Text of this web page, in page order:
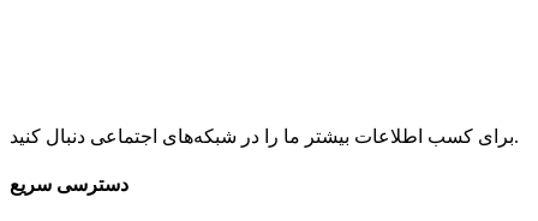
برای کسب اطلاعات بیشتر ما را در شبکه‌های اجتماعی دنبال کنید.
دسترسی سریع